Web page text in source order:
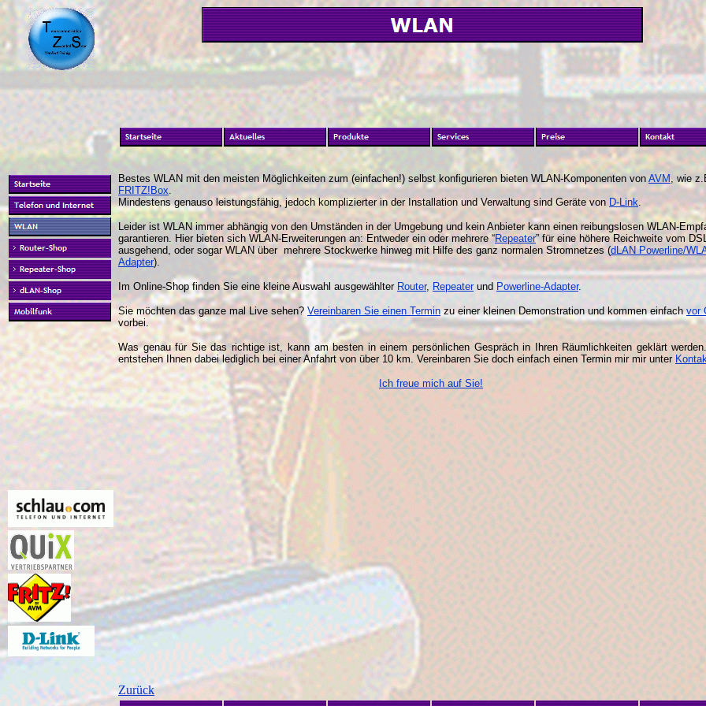
Bestes WLAN mit den meisten Möglichkeiten zum (einfachen!) selbst konfigurieren bieten WLAN-Komponenten von AVM, wie
FRITZ!Box.
Mindestens genauso leistungsfähig, jedoch komplizierter in der Installation und Verwaltung sind Geräte von D-Link.
Leider ist WLAN immer abhängig von den Umständen in der Umgebung und kein Anbieter kann einen reibungslosen WLAN-
garantieren. Hier bieten sich WLAN-Erweiterungen an: Entweder ein oder mehrere “Repeater” für eine höhere Reichweite vom
ausgehend, oder sogar WLAN über mehrere Stockwerke hinweg mit Hilfe des ganz normalen Stromnetzes (dLAN Powerline/
Adapter).
Im Online-Shop finden Sie eine kleine Auswahl ausgewählter Router, Repeaterund Powerline-Adapter.
Sie möchten das ganze mal Live sehen? Vereinbaren Sie einen Terminzu einer kleinen Demonstration und kommen einfachvor
vorbei.
Was genau für Sie das richtige ist, kann am besten in einem persönlichen Gespräch in Ihren Räumlichkeiten geklärt
entstehen Ihnen dabei lediglich bei einer Anfahrt von über 10 km. Vereinbaren Sie doch einfach einen Termin mir mir unter
Ich freue mich auf Sie!
Zurück